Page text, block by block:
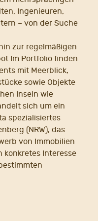
Ingenieuren,
– von der Suche
zur regelmäßigen
Im Portfolio finden
mit Meerblick,
sowie Objekte
Inseln wie
sich um ein
spezialisiertes
(NRW), das
von Immobilien
konkretes Interesse